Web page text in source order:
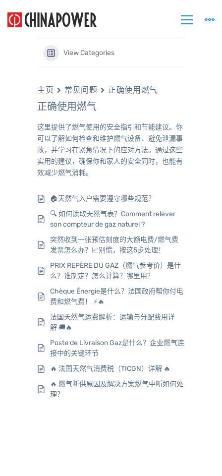
View Categories
主页 常见问题 正确使用燃气
正确使用燃气
这里提供了燃气使用的安全指引和节能建议。你
可以了解如何检查和维护燃气设备、避免泄漏事
故，并学习在紧急情况下的应对方法。通过这些
实用的建议，确保你和家人的安全同时，也能有
效减少燃气消耗。
🏠天然气入户需要遵守哪些规范？
🔍 如何读取天然气表？Comment relever
son compteur de gaz naturel ?
突然收到一张预估刻度的大额电费/燃气费
发票怎么办？📈别慌，按这5步处理！
PRIX REPÈRE DU GAZ（燃气参考价）是什
么？谁制定？怎么计算？哪里用？
Chèque Énergie是什么？法国政府帮你付电
费和燃气费！ ⚡️🔥
法国天然气运费解析：运输与分配费用详
解 🚚🔥
Poste de Livraison Gaz是什么？企业燃气连
接中的关键环节
🔥 法国天然气消费税（TICGN）详解 🔥
🔥 燃气断供原因及解决方案燃气中断如何处
理？